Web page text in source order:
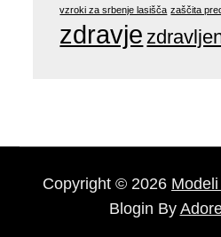
vzroki za srbenje lasišča zaščita
zdravje
Copyright © 2026
Blogin By